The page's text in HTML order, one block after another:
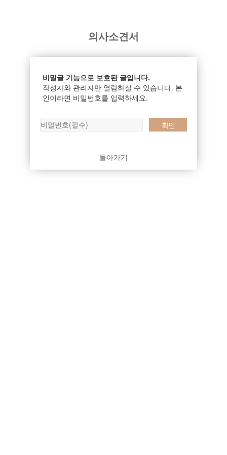
의사소견서
비밀글 기능으로 보호된 글입니다.
작성자와 관리자만 열람하실 수 있습니다. 본
인이라면 비밀번호를 입력하세요.
돌아가기